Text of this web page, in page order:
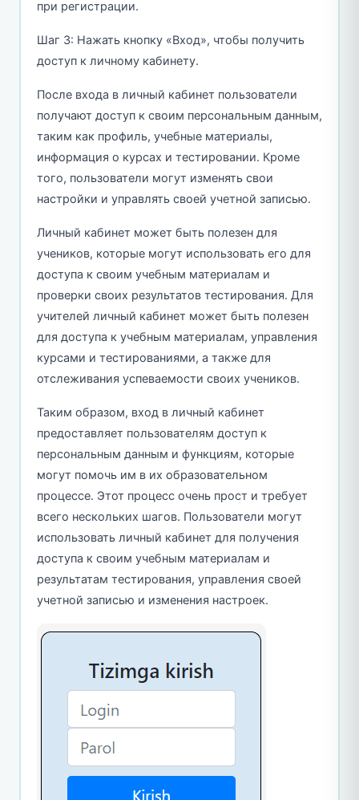
при регистрации.
Шаг 3: Нажать кнопку «Вход», чтобы получить
доступ к личному кабинету.
После входа в личный кабинет пользователи
получают доступ к своим персональным данным,
таким как профиль, учебные материалы,
информация о курсах и тестировании. Кроме
того, пользователи могут изменять свои
настройки и управлять своей учетной записью.
Личный кабинет может быть полезен для
учеников, которые могут использовать его для
доступа к своим учебным материалам и
проверки своих результатов тестирования. Для
учителей личный кабинет может быть полезен
для доступа к учебным материалам, управления
курсами и тестированиями, а также для
отслеживания успеваемости своих учеников.
Таким образом, вход в личный кабинет
предоставляет пользователям доступ к
персональным данным и функциям, которые
могут помочь им в их образовательном
процессе. Этот процесс очень прост и требует
всего нескольких шагов. Пользователи могут
использовать личный кабинет для получения
доступа к своим учебным материалам и
результатам тестирования, управления своей
учетной записью и изменения настроек.